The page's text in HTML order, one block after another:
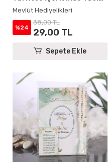
Kitabı ve Tesbih - Mevlüt
Hediyelikleri
Mevlüt Hediyelikleri
%24
38,00 TL
29,00 TL
Sepete Ekle